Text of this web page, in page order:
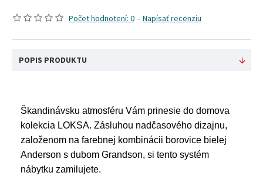
Počet hodnotení: 0 - Napísať recenziu
POPIS PRODUKTU
Škandinávsku atmosféru Vám prinesie do domova
kolekcia LOKSA. Zásluhou nadčasového dizajnu,
založenom na farebnej kombinácii borovice bielej
Anderson s dubom Grandson, si tento systém
nábytku zamilujete.